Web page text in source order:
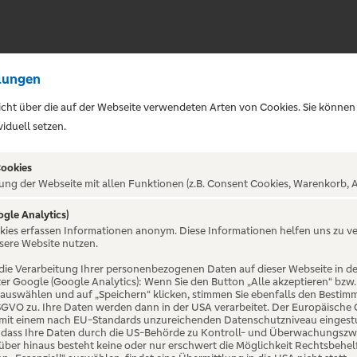
NICHT
über die auf der Webseite verwendeten Arten von Cookies. Sie
setzen.
der Webseite mit allen Funktionen (z.B. Consent Cookies, Warenkorb,
Analytics)
erfassen Informationen anonym. Diese Informationen helfen uns zu
Website nutzen.
Verarbeitung Ihrer personenbezogenen Daten auf dieser Webseite in
Google (Google Analytics): Wenn Sie den Button „Alle akzeptieren“
und auf „Speichern“ klicken, stimmen Sie ebenfalls den
zu. Ihre Daten werden dann in der USA verarbeitet. Der
einem nach EU-Standards unzureichenden Datenschutzniveau
Ihre Daten durch die US-Behörde zu Kontroll- und
hinaus besteht keine oder nur erschwert die Möglichkeit